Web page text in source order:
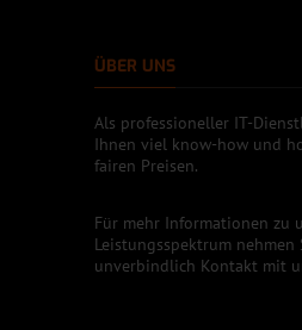
ÜBER UNS
Als professioneller IT-
Ihnen viel know-how und
fairen Preisen.
Für mehr Informationen zu
Leistungsspektrum nehmen
unverbindlich Kontakt mit